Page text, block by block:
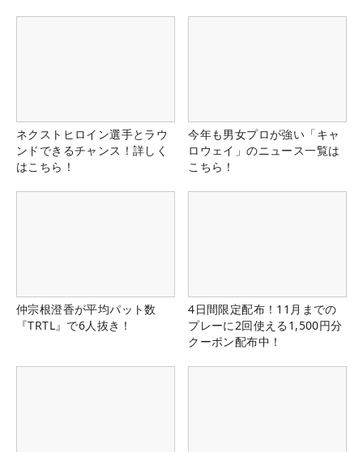
ネクストヒロイン選手とラウ
ンドできるチャンス！詳しく
はこちら！
今年も男女プロが強い「キャ
ロウェイ」のニュース一覧は
こちら！
仲宗根澄香が平均パット数
『TRTL』で6人抜き！
4日間限定配布！11月までの
プレーに2回使える1,500円分
クーポン配布中！